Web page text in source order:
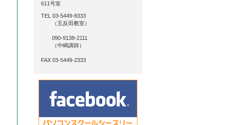
611号室
TEL 03-5449-8333
（五反田教室）
090-9138-2111
（中嶋講師）
FAX 03-5449-2333